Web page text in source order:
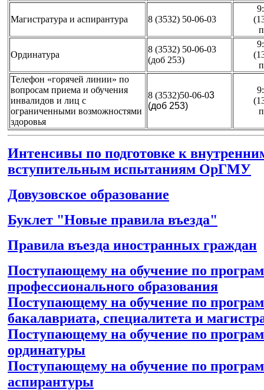
Магистратура и аспирантура 8 (3532) 50-06-03
Ординатура
8 (3532) 50-06-03
(доб 253)
Телефон «горячей линии» по
вопросам приема и обучения
инвалидов и лиц с
ограниченными возможностями
здоровья
8 (3532)50-06-03
(доб 253)
Интенсивы по подготовке к
вступительным испытаниям ОрГМУ
Довузовское образование
Буклет "Новые правила въезда"
Правила въезда иностранных граждан
Поступающему на обучение по
профессионального образования
Поступающему на обучение по
бакалавриата, специалитета и
Поступающему на обучение по
ординатуры
Поступающему на обучение по
аспирантуры